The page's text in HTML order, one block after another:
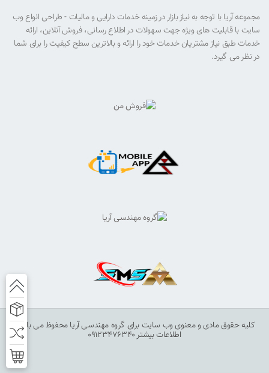
مجموعه آریا با توجه به نیاز بازار در زمینه خدمات دارایی و مالیات - طراحی انواع وب
سایت با قابلیت های ویژه جهت سهولات در اطلاع رسانی، فروش آنلاین، ارائه
خدمات طبق نیاز مشتریان خدمات خود را ارائه و بالاترین سطح کیفیت را برای شما
در نظر می گیرد.
کلیه حقوق مادی و معنوی وب سایت برای گروه مهندسی آریا محفوظ می باشد.
اطلاعات بیشتر 09123476340